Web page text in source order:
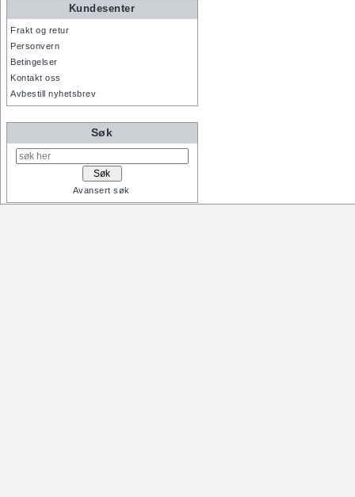
Kundesenter
Frakt og retur
Personvern
Betingelser
Kontakt oss
Avbestill nyhetsbrev
Søk
Avansert søk